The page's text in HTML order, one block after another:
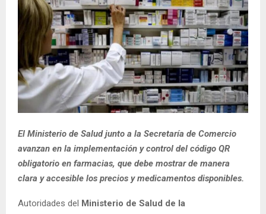
El Ministerio de Salud junto a la Secretaría de Comercio
avanzan en la implementación y control del código QR
obligatorio en farmacias, que debe mostrar de manera
clara y accesible los precios y medicamentos disponibles.
Autoridades del Ministerio de Salud de la